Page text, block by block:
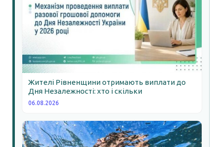
Жителі Рівненщини отримають виплати до
Дня Незалежності: хто і скільки
06.08.2026